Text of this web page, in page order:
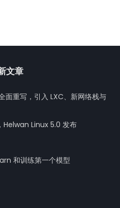
文章
重写，引入 LXC、新网络栈与
Helwan Linux 5.0 发布
和训练第一个模型